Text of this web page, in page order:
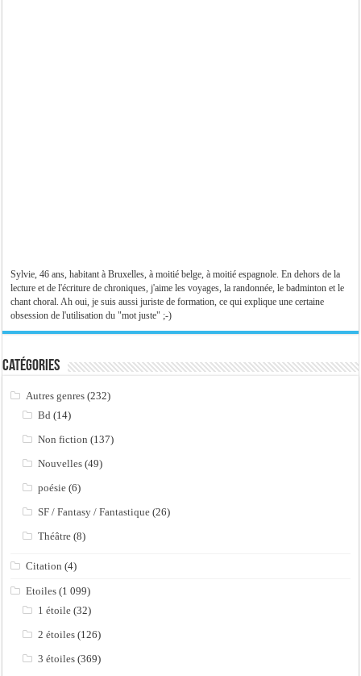
Sylvie, 46 ans, habitant à Bruxelles, à moitié belge, à moitié espagnole. En dehors de la
lecture et de l'écriture de chroniques, j'aime les voyages, la randonnée, le badminton et le
chant choral. Ah oui, je suis aussi juriste de formation, ce qui explique une certaine
obsession de l'utilisation du "mot juste" ;-)
Catégories
Autres genres (232)
Bd (14)
Non fiction (137)
Nouvelles (49)
poésie (6)
SF / Fantasy / Fantastique (26)
Théâtre (8)
Citation (4)
Etoiles (1 099)
1 étoile (32)
2 étoiles (126)
3 étoiles (369)